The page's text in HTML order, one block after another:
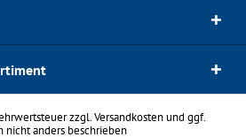
zzgl.Versandkostenund ggf.
nicht anders beschrieben